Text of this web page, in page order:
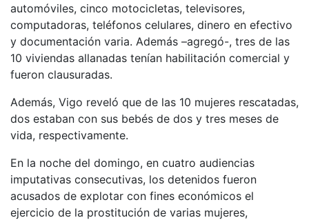
automóviles, cinco motocicletas, televisores,
computadoras, teléfonos celulares, dinero en efectivo
y documentación varia. Además –agregó-, tres de las
10 viviendas allanadas tenían habilitación comercial y
fueron clausuradas.
Además, Vigo reveló que de las 10 mujeres rescatadas,
dos estaban con sus bebés de dos y tres meses de
vida, respectivamente.
En la noche del domingo, en cuatro audiencias
imputativas consecutivas, los detenidos fueron
acusados de explotar con fines económicos el
ejercicio de la prostitución de varias mujeres,